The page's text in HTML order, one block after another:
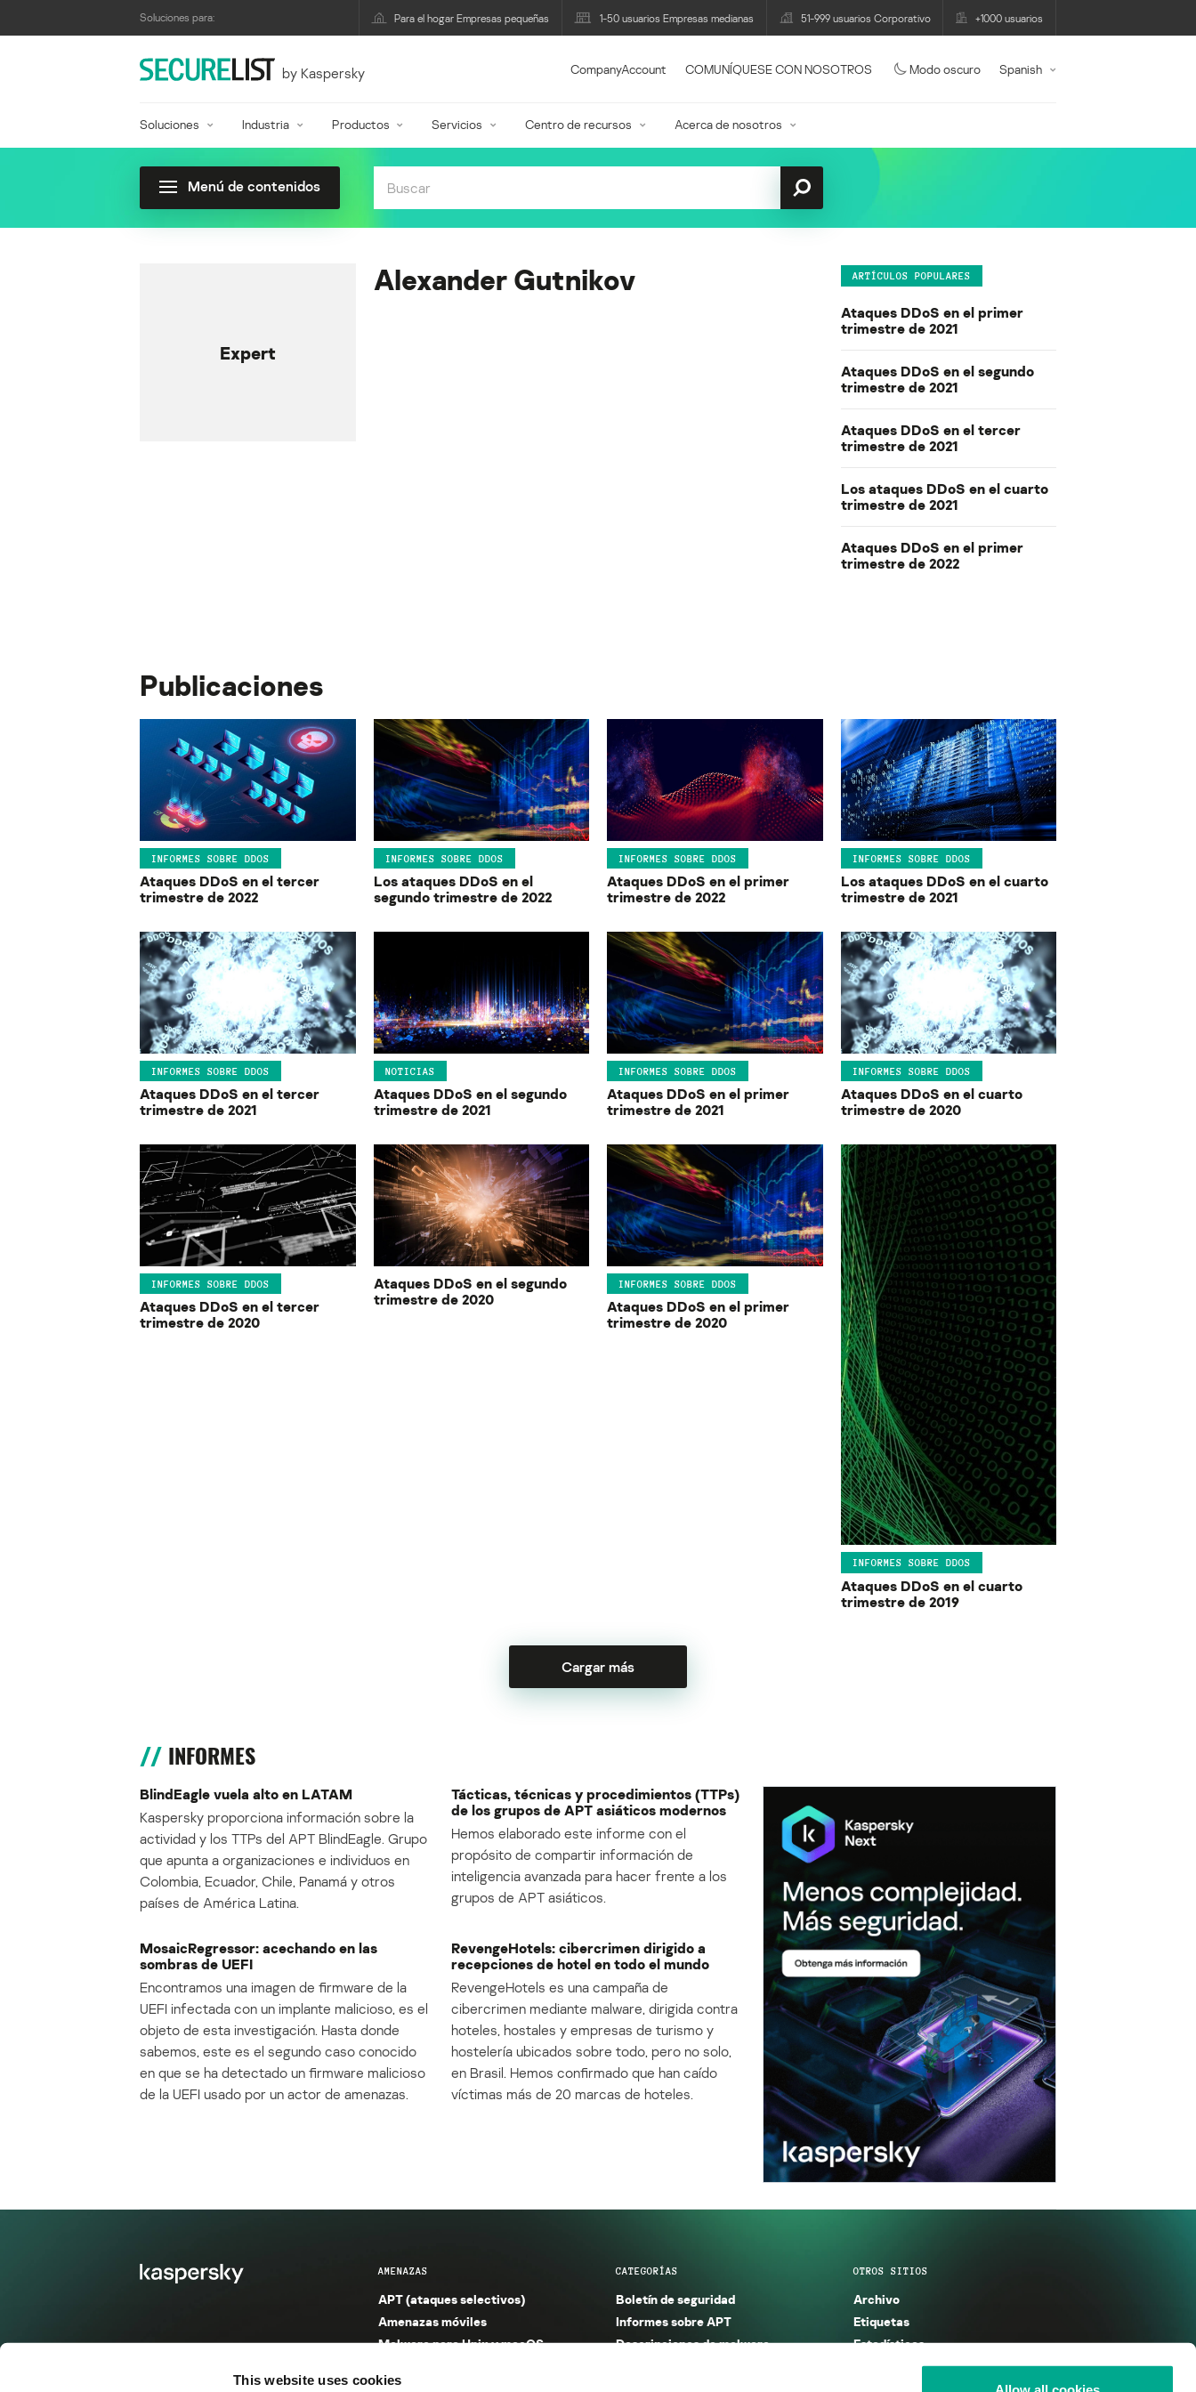
This website uses cookies
Soluciones para: Para el hogar Empresas pequeñas 1-50 usuarios Empresas medianas 51-999 usuarios Corporativo +1000 usuarios
by Kaspersky CompanyAccount COMUNÍQUESE CON NOSOTROS Modo oscuro Spanish
Soluciones Industria Productos Servicios Centro de recursos Acerca de nosotros
Menú de contenidos
Expert
Alexander Gutnikov ARTÍCULOS POPULARES
Ataques DDoS en el primer
trimestre de 2021
Ataques DDoS en el segundo
trimestre de 2021
Ataques DDoS en el tercer
trimestre de 2021
Los ataques DDoS en el cuarto
trimestre de 2021
Ataques DDoS en el primer
trimestre de 2022
Publicaciones
INFORMES SOBRE DDOS
Ataques DDoS en el tercer
trimestre de 2022
INFORMES SOBRE DDOS
Los ataques DDoS en el
segundo trimestre de 2022
INFORMES SOBRE DDOS
Ataques DDoS en el primer
trimestre de 2022
INFORMES SOBRE DDOS
Los ataques DDoS en el cuarto
trimestre de 2021
INFORMES SOBRE DDOS
Ataques DDoS en el tercer
trimestre de 2021
NOTICIAS
Ataques DDoS en el segundo
trimestre de 2021
INFORMES SOBRE DDOS
Ataques DDoS en el primer
trimestre de 2021
INFORMES SOBRE DDOS
Ataques DDoS en el cuarto
trimestre de 2020
INFORMES SOBRE DDOS
Ataques DDoS en el tercer
trimestre de 2020
Ataques DDoS en el segundo
trimestre de 2020
INFORMES SOBRE DDOS
Ataques DDoS en el primer
trimestre de 2020
INFORMES SOBRE DDOS
Ataques DDoS en el cuarto
trimestre de 2019
Cargar más
INFORMES
BlindEagle vuela alto en LATAM
Kaspersky proporciona información sobre la
actividad y los TTPs del APT BlindEagle. Grupo
que apunta a organizaciones e individuos en
Colombia, Ecuador, Chile, Panamá y otros
países de América Latina.
Tácticas, técnicas y procedimientos (TTPs)
de los grupos de APT asiáticos modernos
Hemos elaborado este informe con el
propósito de compartir información de
inteligencia avanzada para hacer frente a los
grupos de APT asiáticos.
MosaicRegressor: acechando en las
sombras de UEFI
Encontramos una imagen de firmware de la
UEFI infectada con un implante malicioso, es el
objeto de esta investigación. Hasta donde
sabemos, este es el segundo caso conocido
en que se ha detectado un firmware malicioso
de la UEFI usado por un actor de amenazas.
RevengeHotels: cibercrimen dirigido a
recepciones de hotel en todo el mundo
RevengeHotels es una campaña de
cibercrimen mediante malware, dirigida contra
hoteles, hostales y empresas de turismo y
hostelería ubicados sobre todo, pero no solo,
en Brasil. Hemos confirmado que han caído
víctimas más de 20 marcas de hoteles.
AMENAZAS
APT (ataques selectivos)
Amenazas móviles
Malware para Unix y macOS
Entorno seguro (IoT)
CATEGORÍAS
Boletín de seguridad
Informes sobre APT
Descripciones de malware
OTROS SITIOS
Archivo
Etiquetas
Estadísticas
Enciclopedia